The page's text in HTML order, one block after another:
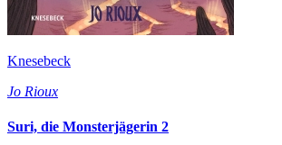
Knesebeck
Jo Rioux
Suri, die Monsterjägerin 2